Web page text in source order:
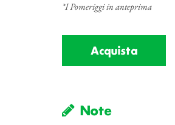
*I Pomeriggi in anteprima
Acquista
Note